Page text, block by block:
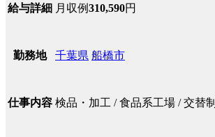
給与詳細 月収例310,590円
勤務地 千葉県 船橋市
仕事内容 検品・加工 / 食品系工場 / 交替制